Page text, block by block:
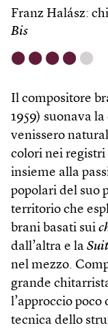
Franz Halász:
Bis
⬤ ⬤ ⬤ ⬤ ⬤
Il compositore
1959) suonava
venissero
colori nei registri
insieme alla
popolari del suo
territorio che
brani basati sui
dall’altra e la
nel mezzo.
grande
l’approccio
tecnica dello